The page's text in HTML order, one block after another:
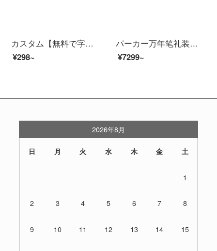
カスタム【無料で字を彫る】ビジネスの正姿万年贈り物金属署名ペン広告景品万年ペン予約logo学生教師の習字は万年ペンで0.5 mm【蛇口タイプ】黒
¥298~
パーカー万年笔礼装箱新都市シリーズ万年笔セットオフィス用品インク笔ビジネス署名笔学生万年笔男生万年笔男生プレゼントペンカップルペン都市黒木チェックインクカートリッジセット
¥7299~
2026年8月
日 月 火 水 木 金 土
1
2 3 4 5 6 7 8
9 10 11 12 13 14 15